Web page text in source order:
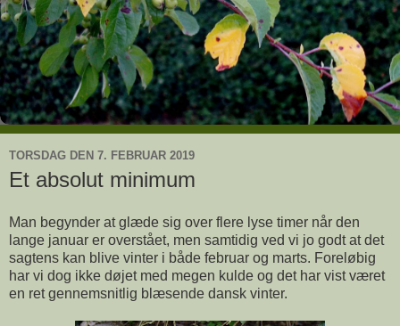
TORSDAG DEN 7. FEBRUAR 2019
Et absolut minimum
Man begynder at glæde sig over flere lyse timer når den
lange januar er overstået, men samtidig ved vi jo godt at det
sagtens kan blive vinter i både februar og marts. Foreløbig
har vi dog ikke døjet med megen kulde og det har vist været
en ret gennemsnitlig blæsende dansk vinter.